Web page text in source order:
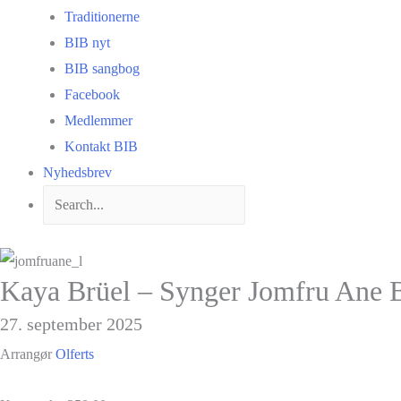
Traditionerne
BIB nyt
BIB sangbog
Facebook
Medlemmer
Kontakt BIB
Nyhedsbrev
Kaya Brüel – Synger Jomfru Ane
27. september 2025
Arrangør Olferts